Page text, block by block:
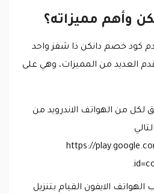
وأهم مميزاته؟
كود خصم دانكن ذا شفز واحد
العديد من المميزات، وهي على
لكل من الهواتف الاندرويد من
https://
الايفون القيام بتنزيل